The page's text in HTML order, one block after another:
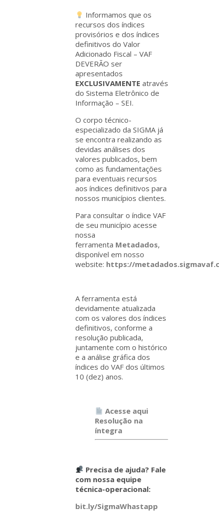
Informamos que os
recursos dos índices
provisórios e dos índices
definitivos do Valor
Adicionado Fiscal – VAF
DEVERÃO ser
apresentados
EXCLUSIVAMENTE através
do Sistema Eletrônico de
Informação – SEI.
O corpo técnico-
especializado da SIGMA já
se encontra realizando as
devidas análises dos
valores publicados, bem
como as fundamentações
para eventuais recursos
aos índices definitivos para
nossos municípios clientes.
Para consultar o índice VAF
de seu município acesse
nossa
ferramenta Metadados,
disponível em nosso
website: https://
A ferramenta está
devidamente atualizada
com os valores dos índices
definitivos, conforme a
resolução publicada,
juntamente com o histórico
e a análise gráfica dos
índices do VAF dos últimos
10 (dez) anos.
Acesse aqui
Resolução na
íntegra
Precisa de ajuda? Fale
com nossa equipe
técnica-operacional:
bit.ly/SigmaWhastapp